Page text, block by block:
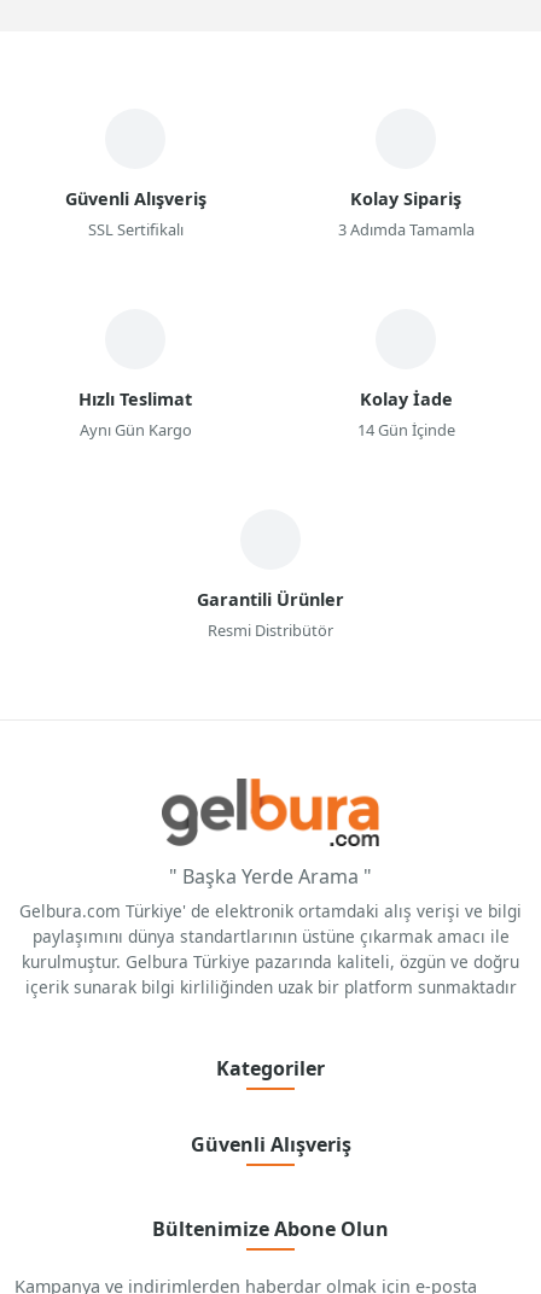
Güvenli Alışveriş
SSL Sertifikalı
Kolay Sipariş
3 Adımda Tamamla
Hızlı Teslimat
Aynı Gün Kargo
Kolay İade
14 Gün İçinde
Garantili Ürünler
Resmi Distribütör
" Başka Yerde Arama "
Gelbura.com Türkiye' de elektronik ortamdaki alış verişi ve bilgi
paylaşımını dünya standartlarının üstüne çıkarmak amacı ile
kurulmuştur. Gelbura Türkiye pazarında kaliteli, özgün ve doğru
içerik sunarak bilgi kirliliğinden uzak bir platform sunmaktadır
Kategoriler
Güvenli Alışveriş
Bültenimize Abone Olun
Kampanya ve indirimlerden haberdar olmak için e-posta